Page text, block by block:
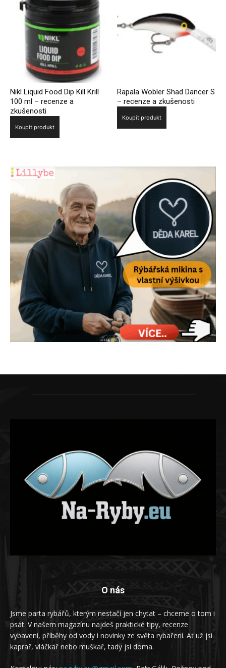
Nikl Liquid Food Dip Kill Krill
100 ml – recenze a
zkušenosti
Koupit produkt
Rapala Wobler Shad Dancer S
– recenze a zkušenosti
Koupit produkt
O nás
Jsme parta rybářů, kterým nestačí jen chytat – chceme o tom i
psát. V našem magazínu najdeš praktické tipy, recenze
vybavení, příběhy od vody i novinky ze světa rybaření. Ať už jsi
kaprař, vláčkař nebo muškař, tady jsi doma.